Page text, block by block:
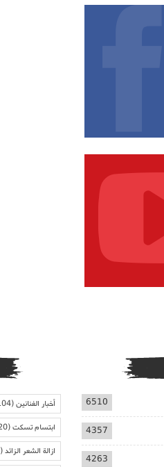
6510
4357
4263
أخبار الفنانين(104)
ابتسام تسكت(120)
ازالة الشعر الزائد(151)